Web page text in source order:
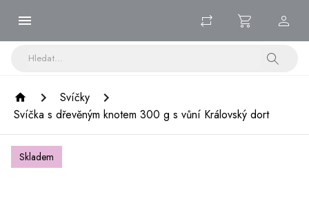
Svíčky
Svíčka s dřevěným knotem 300 g s vůní Královský dort
Skladem